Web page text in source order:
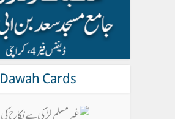
Dawah Cards